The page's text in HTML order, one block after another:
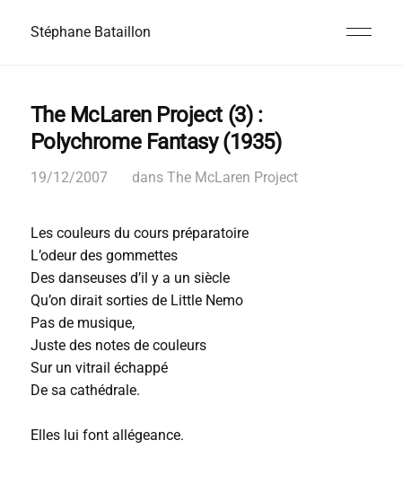
Stéphane Bataillon
The McLaren Project (3) :
Polychrome Fantasy (1935)
19/12/2007 dans The McLaren Project
Les couleurs du cours préparatoire
L’odeur des gommettes
Des danseuses d’il y a un siècle
Qu’on dirait sorties de Little Nemo
Pas de musique,
Juste des notes de couleurs
Sur un vitrail échappé
De sa cathédrale.
Elles lui font allégeance.